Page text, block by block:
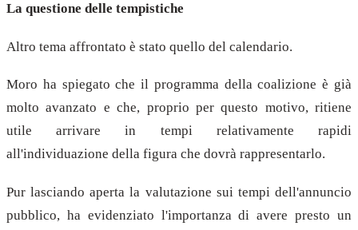
La questione delle tempistiche
Altro tema affrontato è stato quello del calendario.
Moro ha spiegato che il programma della coalizione è già
molto avanzato e che, proprio per questo motivo, ritiene
utile arrivare in tempi relativamente rapidi
all'individuazione della figura che dovrà rappresentarlo.
Pur lasciando aperta la valutazione sui tempi dell'annuncio
pubblico, ha evidenziato l'importanza di avere presto un